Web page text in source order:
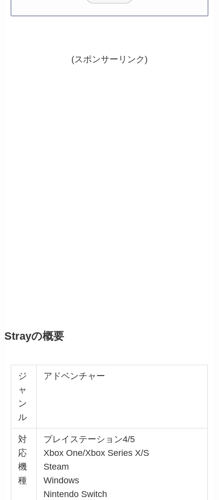
(スポンサーリンク)
Strayの概要
ジ
ャ
ン
ル
アドベンチャー
対
応
機
種
プレイステーション4/5
Xbox One/Xbox Series X/S
Steam
Windows
Nintendo Switch